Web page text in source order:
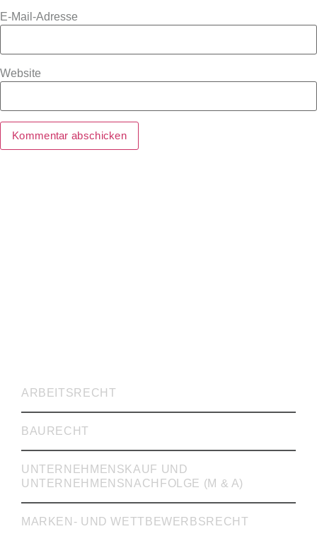
E-Mail-Adresse
Website
ARBEITSRECHT
BAURECHT
UNTERNEHMENSKAUF UND
UNTERNEHMENSNACHFOLGE (M & A)
MARKEN- UND WETTBEWERBSRECHT